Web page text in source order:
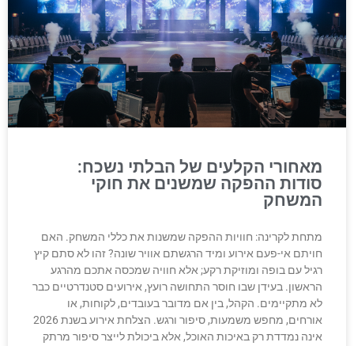
מאחורי הקלעים של הבלתי נשכח:
סודות ההפקה שמשנים את חוקי
המשחק
מתחת לקרינה: חוויות ההפקה שמשנות את כללי המשחק. האם
חויתם אי-פעם אירוע ומיד הרגשתם אוויר שונה? זהו לא סתם קיץ
רגיל עם בופה ומוזיקת רקע; אלא חוויה שמכסה אתכם מהרגע
הראשון. בעידן שבו חוסר התחושה רועץ, אירועים סטנדרטיים כבר
לא מתקיימים. הקהל, בין אם מדובר בעובדים, לקוחות, או
אורחים, מחפש משמעות, סיפור ורגש. הצלחת אירוע בשנת 2026
אינה נמדדת רק באיכות האוכל, אלא ביכולת לייצר סיפור מרתק